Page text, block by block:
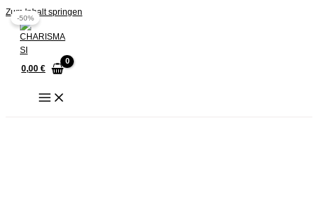
Zum Inhalt springen
0,00 €
-50%